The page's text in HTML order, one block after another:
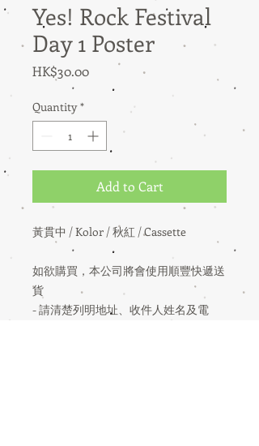
Yes! Rock Festival
Day 1 Poster
HK$30.00Price
Quantity *
Add to Cart
黃貫中 / Kolor / 秋紅 / Cassette
如欲購買，本公司將會使用順豐快遞送
貨
- 請清楚列明地址、收件人姓名及電